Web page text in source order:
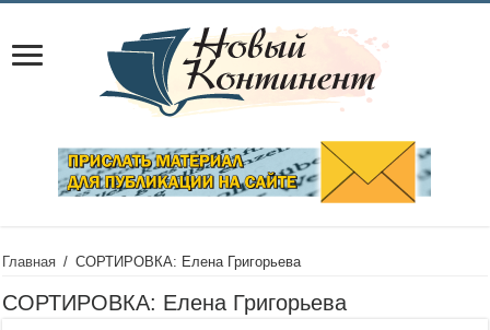
Главная / СОРТИРОВКА: Елена Григорьева
СОРТИРОВКА: Елена Григорьева